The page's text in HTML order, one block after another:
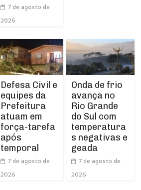
7 de agosto de
2026
Defesa Civil e
equipes da
Prefeitura
atuam em
força-tarefa
após
temporal
7 de agosto de
2026
Onda de frio
avança no
Rio Grande
do Sul com
temperatura
s negativas e
geada
7 de agosto de
2026